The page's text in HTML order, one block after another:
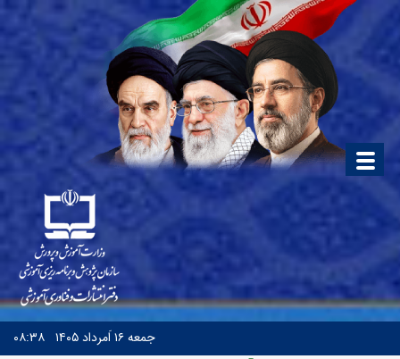
جمعه۱۶ اَمرداد ۱۴۰۵ ۰۸:۳۸